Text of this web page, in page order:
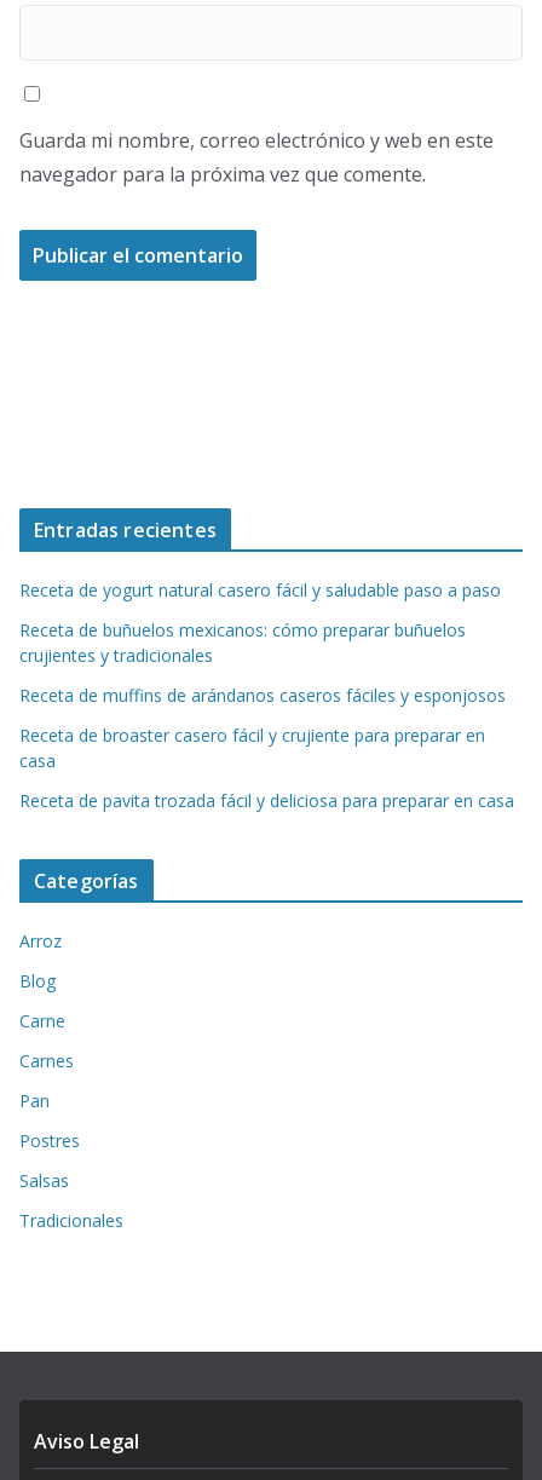
Guarda mi nombre, correo electrónico y web en este
navegador para la próxima vez que comente.
Entradas recientes
Receta de yogurt natural casero fácil y saludable paso a paso
Receta de buñuelos mexicanos: cómo preparar buñuelos
crujientes y tradicionales
Receta de muffins de arándanos caseros fáciles y esponjosos
Receta de broaster casero fácil y crujiente para preparar en
casa
Receta de pavita trozada fácil y deliciosa para preparar en casa
Categorías
Arroz
Blog
Carne
Carnes
Pan
Postres
Salsas
Tradicionales
Aviso Legal